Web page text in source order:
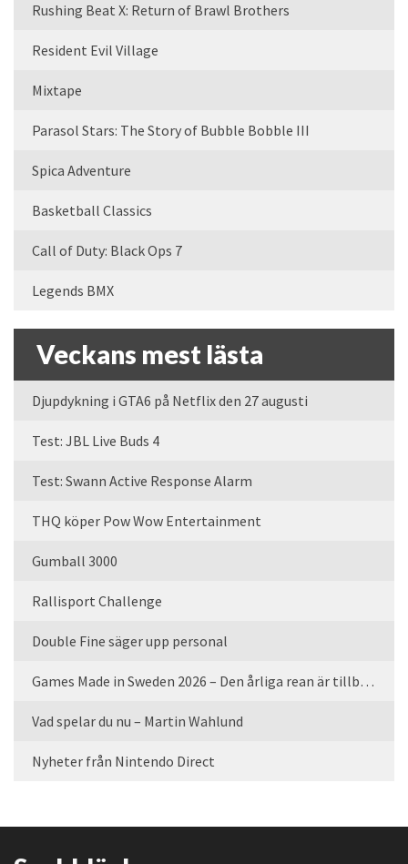
Rushing Beat X: Return of Brawl Brothers
Resident Evil Village
Mixtape
Parasol Stars: The Story of Bubble Bobble III
Spica Adventure
Basketball Classics
Call of Duty: Black Ops 7
Legends BMX
Veckans mest lästa
Djupdykning i GTA6 på Netflix den 27 augusti
Test: JBL Live Buds 4
Test: Swann Active Response Alarm
THQ köper Pow Wow Entertainment
Gumball 3000
Rallisport Challenge
Double Fine säger upp personal
Games Made in Sweden 2026 – Den årliga rean är tillbaka
Vad spelar du nu – Martin Wahlund
Nyheter från Nintendo Direct